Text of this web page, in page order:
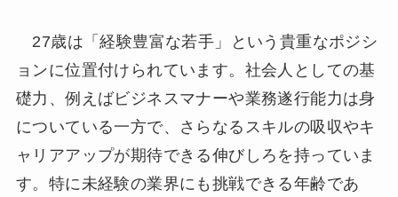
27歳は「経験豊富な若手」という貴重なポジシ
ョンに位置付けられています。社会人としての基
礎力、例えばビジネスマナーや業務遂行能力は身
についている一方で、さらなるスキルの吸収やキ
ャリアアップが期待できる伸びしろを持っていま
す。特に未経験の業界にも挑戦できる年齢であ